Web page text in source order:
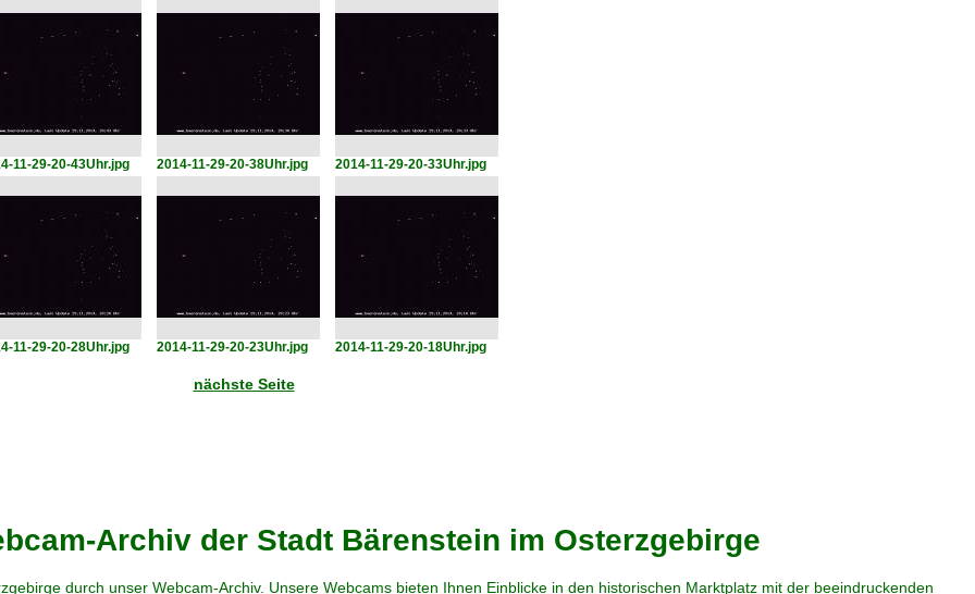
11-29-20-43Uhr.jpg 2014-11-29-20-38Uhr.jpg 2014-11-29-20-33Uhr.jpg
11-29-20-28Uhr.jpg 2014-11-29-20-23Uhr.jpg 2014-11-29-20-18Uhr.jpg
nächste Seite
Archiv der Stadt Bärenstein im Osterzgebirge
durch unser Webcam-Archiv. Unsere Webcams bieten Ihnen Einblicke in den historischen Marktplatz mit der beeindruckenden